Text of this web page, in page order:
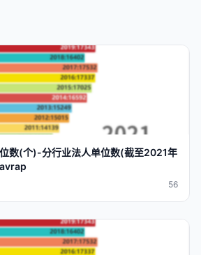
数(个)-分行业法人单位数(截至2021年
p
56